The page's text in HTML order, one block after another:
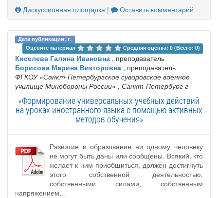
Дискуссионная площадка | Оставить комментарий
Дата публикации: г.
Оцените материал
Средняя оценка: 0 (Всего: 0)
Киселева Галина Ивановна , преподаватель
Борисова Марина Викторовна , преподаватель
ФГКОУ «Санкт-Петербургское суворовское военное
училище Минобороны России» , Санкт-Петербург г
«Формирование универсальных учебных действий
на уроках иностранного языка с помощью активных
методов обучения»
Развитие и образование ни одному человеку
не могут быть даны или сообщены. Всякий, кто
желает к ним приобщиться, должен достигнуть
этого собственной деятельностью,
собственными силами, собственным
напряжением…